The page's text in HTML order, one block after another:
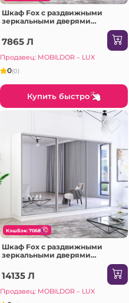
Шкаф Fox с раздвижными
зеркальными дверями
7865 Л
Продавец: MOBILDOR – LUX
0(0)
Купить быстро
КэшБэк: 7068
Шкаф Fox с раздвижными
зеркальными дверями
14135 Л
Продавец: MOBILDOR – LUX